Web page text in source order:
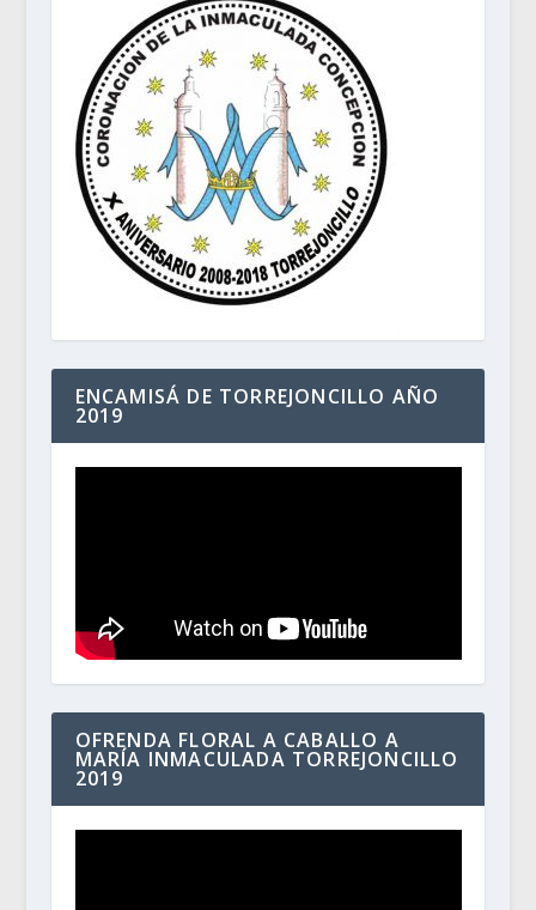
ENCAMISÁ DE TORREJONCILLO AÑO
2019
OFRENDA FLORAL A CABALLO A
MARÍA INMACULADA TORREJONCILLO
2019